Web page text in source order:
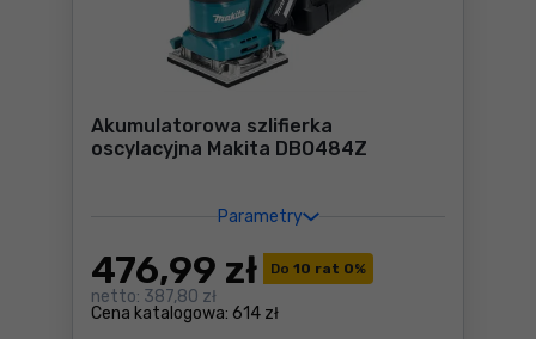
Akumulatorowa szlifierka
oscylacyjna Makita DBO484Z
Parametry
Do 10 rat 0%
Cena katalogowa: 614 zł
476,99 zł
netto: 387,80 zł